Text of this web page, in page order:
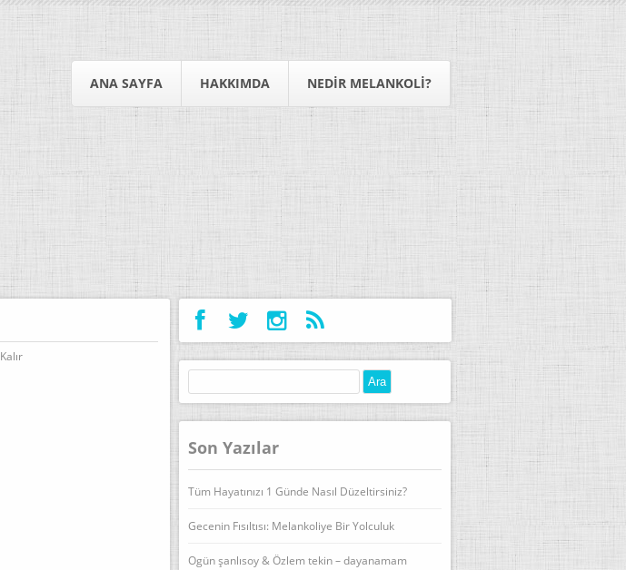
ANA SAYFA HAKKIMDA NEDIR MELANKOLI?
Kalır
Arama:
Son Yazılar
Tüm Hayatınızı 1 Günde Nasıl Düzeltirsiniz?
Gecenin Fısıltısı: Melankoliye Bir Yolculuk
Ogün şanlısoy & Özlem tekin – dayanamam